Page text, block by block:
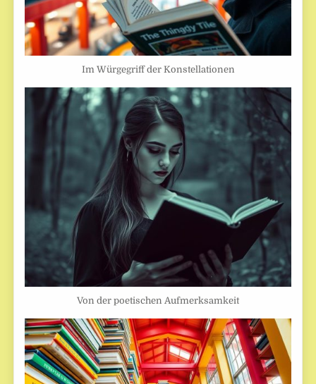
Im Würgegriff der Konstellationen
Von der poetischen Aufmerksamkeit